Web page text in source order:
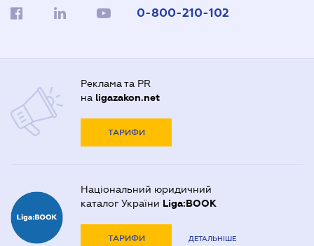
0-800-210-102
Реклама та PR
на ligazakon.net
ТАРИФИ
Національний юридичний
каталог України Liga:BOOK
ТАРИФИ ДЕТАЛЬНІШЕ